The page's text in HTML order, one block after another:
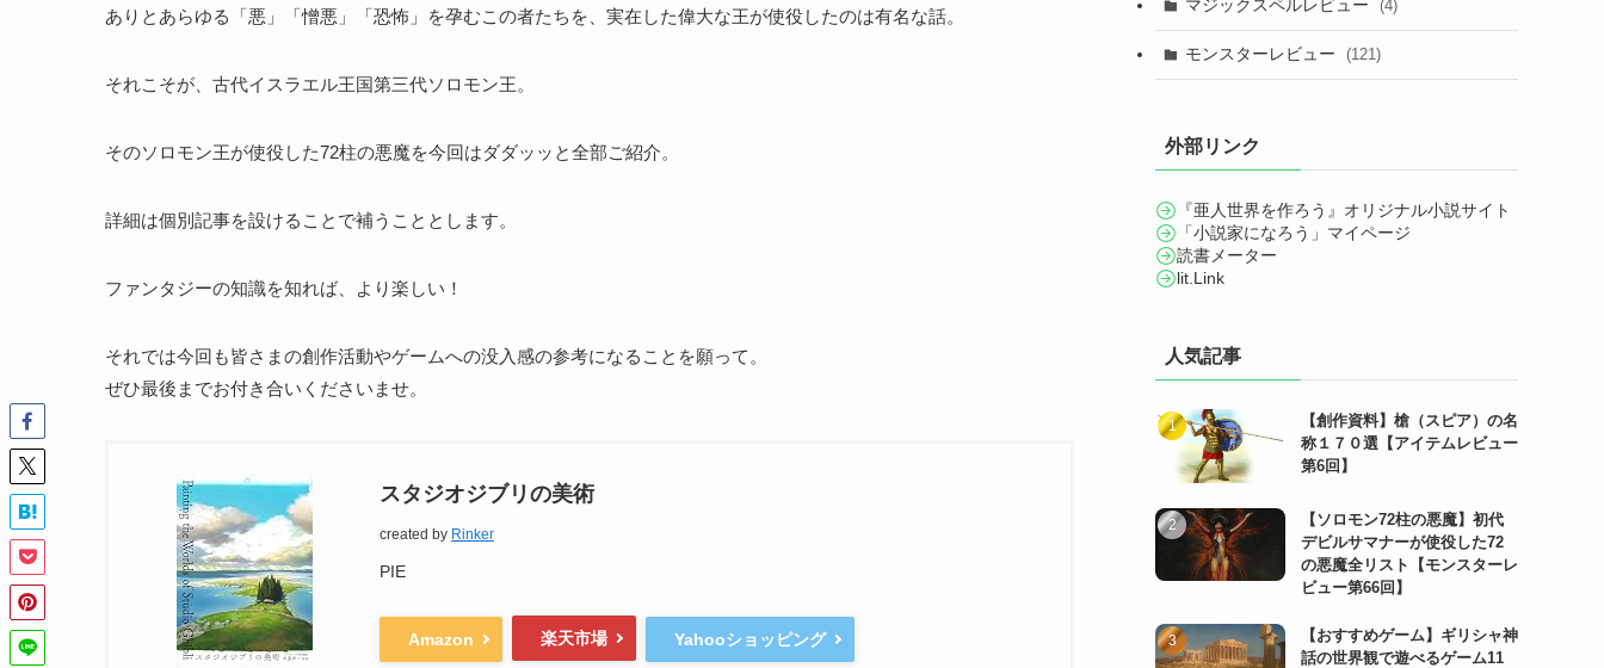
ありとあらゆる「悪」「憎悪」「恐怖」を孕むこの者たちを、実在した偉大な王が使役したのは有名な話。
それこそが、古代イスラエル王国第三代ソロモン王。
そのソロモン王が使役した72柱の悪魔を今回はダダッッと全部ご紹介。
詳細は個別記事を設けることで補うこととします。
ファンタジーの知識を知れば、より楽しい！
それでは今回も皆さまの創作活動やゲームへの没入感の参考になることを願って。
ぜひ最後までお付き合いくださいませ。
スタジオジブリの美術
created by Rinker
PIE
Amazon 楽天市場 Yahooショッピング
マジックスペルレビュー (4)
モンスターレビュー (121)
外部リンク
『亜人世界を作ろう』オリジナル小説サイト
「小説家になろう」マイページ
読書メーター
lit.Link
人気記事
【創作資料】槍（スピア）の名
称１７０選【アイテムレビュー
第6回】
【ソロモン72柱の悪魔】初代
デビルサマナーが使役した72
の悪魔全リスト【モンスターレ
ビュー第66回】
【おすすめゲーム】ギリシャ神
話の世界観で遊べるゲーム11